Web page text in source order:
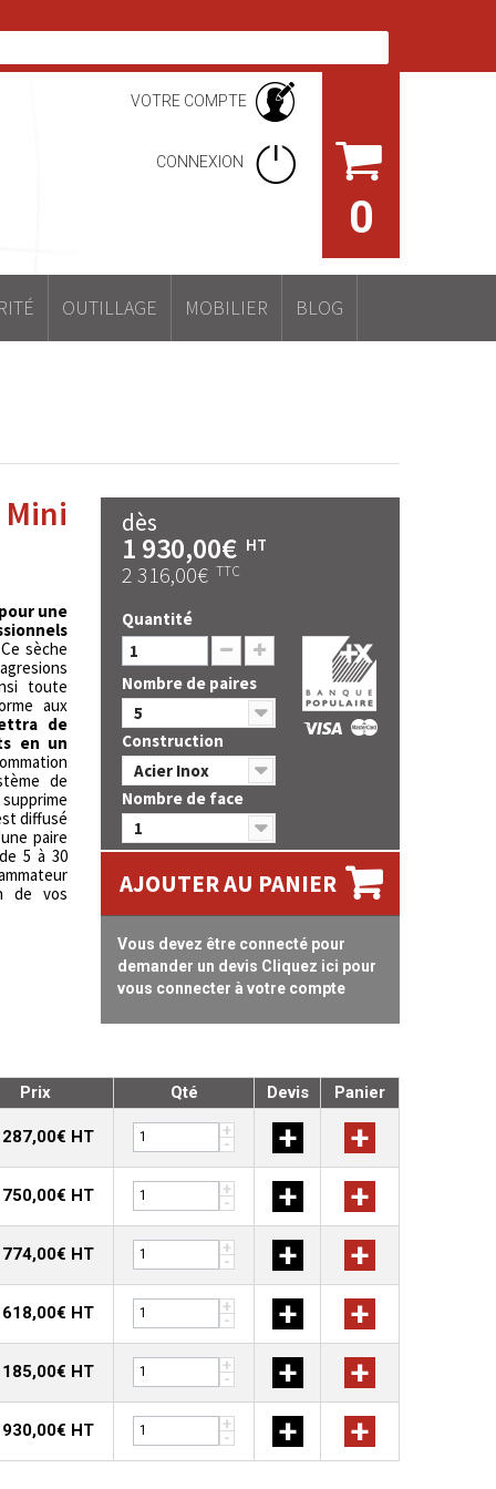
0
VOTRE COMPTE
CONNEXION
OUTILLAGE MOBILIER BLOG
une
sèche
toute
aux
de
en un
de
diffusé
paire
5 à 30
de vos
dès
1 930,00€ HT
2 316,00€ TTC
Quantité
Nombre de paires
5
Construction
Acier Inox
Nombre de face
1
AJOUTER AU PANIER
Vous devez être connecté pour
demander un devis Cliquez ici pour
vous connecter à votre compte
Prix Qté Devis Panier
287,00€ HT +
- + +
750,00€ HT +
- + +
HT +
- + +
HT +
- + +
185,00€ HT +
- + +
930,00€ HT +
- + +